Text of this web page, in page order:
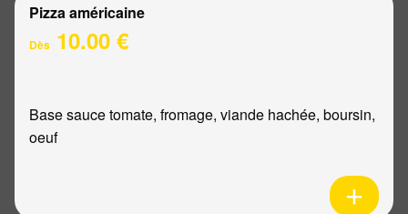
Pizza américaine
Dès 10.00 €
Base sauce tomate, fromage, viande hachée, boursin,
oeuf